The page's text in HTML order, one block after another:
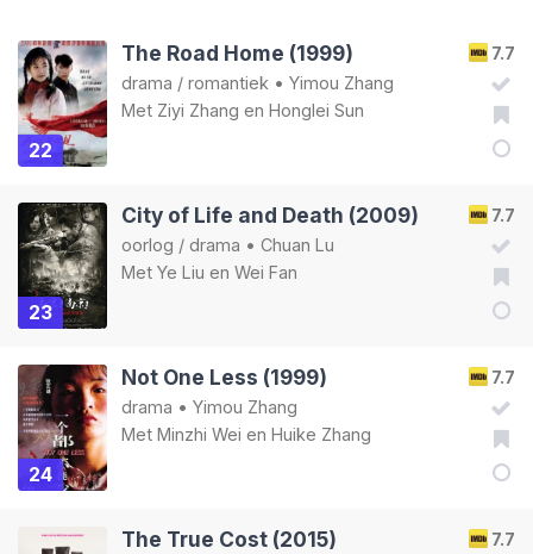
22
7.7
The Road Home (1999)
drama / romantiek • Yimou Zhang
Met Ziyi Zhang en Honglei Sun
23
7.7
City of Life and Death (2009)
oorlog / drama • Chuan Lu
Met Ye Liu en Wei Fan
24
7.7
Not One Less (1999)
drama • Yimou Zhang
Met Minzhi Wei en Huike Zhang
7.7
The True Cost (2015)